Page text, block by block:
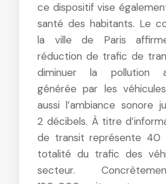
ce dispositif vise
santé des habitants. Le
la ville de Paris
réduction de trafic de
diminuer la pollution
générée par les
aussi l’ambiance sonore
2 décibels. À titre
de transit représente
totalité du trafic des
secteur.